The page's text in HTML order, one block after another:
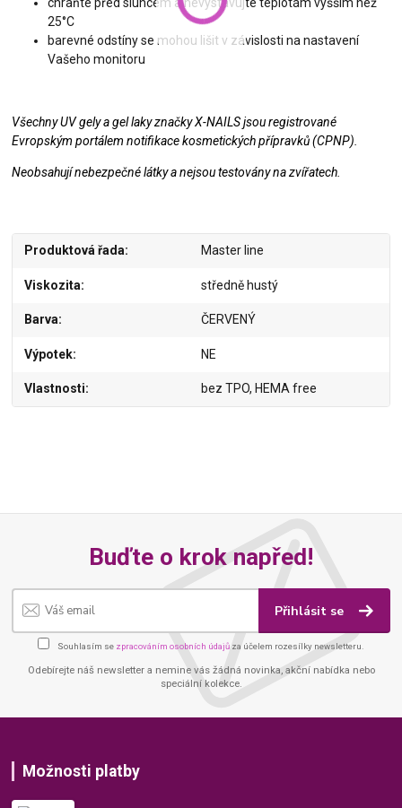
25°C
barevné odstíny se mohou lišit v závislosti na nastavení
Vašeho monitoru
Všechny UV gely a gel laky značky X-NAILS jsou registrované
Evropským portálem notifikace kosmetických přípravků (CPNP).
Neobsahují nebezpečné látky a nejsou testovány na zvířatech.
Produktová řada Master line
Viskozita středně hustý
Barva ČERVENÝ
Výpotek NE
Vlastnosti bez TPO, HEMA free
Buďte o krok napřed!
Přihlásit se
Souhlasím se zpracováním osobních údajů za účelem rozesílky newsletteru.
Odebírejte náš newsletter a nemine vás žádná novinka, akční nabídka nebo
speciální kolekce.
Možnosti platby